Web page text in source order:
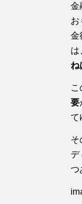
金
お
金
は
ね
こ
要
て
そ
デ
つ